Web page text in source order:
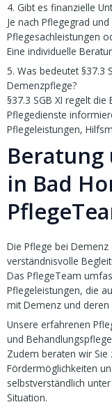
4. Gibt es finanzielle
Je nach Pflegegrad
Pflegesachleistungen
Eine individuelle
5. Was bedeutet §37.3
Demenzpflege?
§37.3 SGB XI regelt
Pflegedienste
Pflegeleistungen,
in Bad
Die Pflege bei
verständnisvolle
Das PflegeTeam
Pflegeleistungen, die
mit Demenz und
Unsere erfahrenen
und
Zudem beraten wir
Fördermöglichkeiten
selbstverständlich
Situation.